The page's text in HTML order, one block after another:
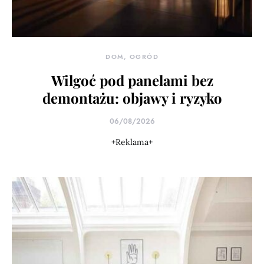
DOM, OGRÓD
Wilgoć pod panelami bez
demontażu: objawy i ryzyko
06/08/2026
+Reklama+